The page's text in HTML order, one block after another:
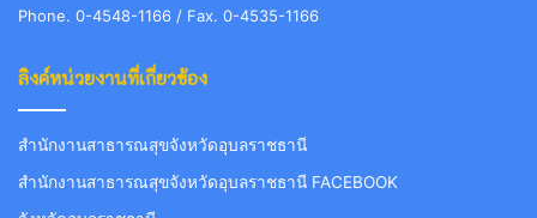
Phone. 0-4548-1166 / Fax. 0-4535-1166
ลิงค์หน่วยงานที่เกี่ยวข้อง
สำนักงานสาธารณสุขจังหวัดอุบลราชธานี
สำนักงานสาธารณสุขจังหวัดอุบลราชธานี FACEBOOK